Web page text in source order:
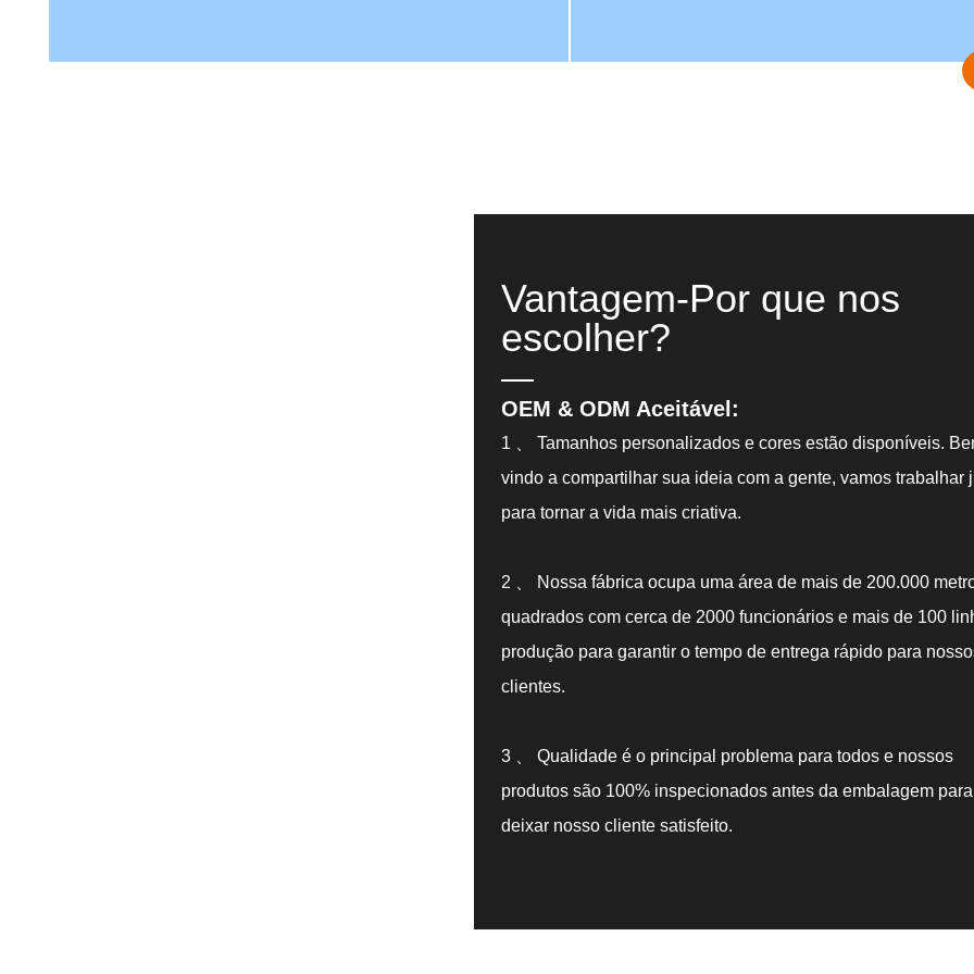
Vantagem-Por que nos
escolher?
OEM & ODM Aceitável:
1 、 Tamanhos personalizados e cores estão disponíveis.
vindo a compartilhar sua ideia com a gente, vamos trabalhar
para tornar a vida mais criativa.
2 、 Nossa fábrica ocupa uma área de mais de 200.000
quadrados com cerca de 2000 funcionários e mais de 100
produção para garantir o tempo de entrega rápido para
clientes.
3 、 Qualidade é o principal problema para todos e nossos
produtos são 100% inspecionados antes da embalagem para
deixar nosso cliente satisfeito.